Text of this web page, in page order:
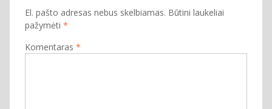
El. pašto adresas nebus skelbiamas. Būtini laukeliai
pažymėti *
Komentaras *